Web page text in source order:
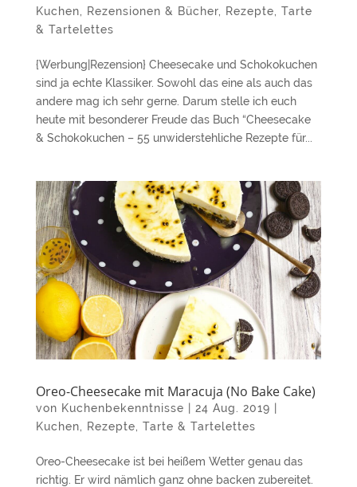
Kuchen
Rezensionen & Bücher, Rezepte
Tarte
& Tartelettes
{Werbung|Rezension} Cheesecake und Schokokuchen
sind ja echte Klassiker. Sowohl das eine als auch das
andere mag ich sehr gerne. Darum stelle ich euch
heute mit besonderer Freude das Buch “Cheesecake
& Schokokuchen – 55 unwiderstehliche Rezepte für...
Oreo-Cheesecake mit Maracuja (No Bake Cake)
von Kuchenbekenntnisse 24 Aug. 2019
Kuchen
Rezepte Tarte & Tartelettes
Oreo-Cheesecake ist bei heißem Wetter genau das
richtig. Er wird nämlich ganz ohne backen zubereitet.